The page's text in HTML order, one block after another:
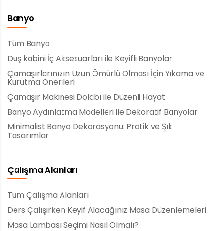
Banyo
Tüm Banyo
Duş kabini İç Aksesuarları ile Keyifli Banyolar
Çamaşırlarınızın Uzun Ömürlü Olması İçin Yıkama ve
Kurutma Önerileri
Çamaşır Makinesi Dolabı ile Düzenli Hayat
Banyo Aydınlatma Modelleri ile Dekoratif Banyolar
Minimalist Banyo Dekorasyonu: Pratik ve Şık
Tasarımlar
Çalışma Alanları
Tüm Çalışma Alanları
Ders Çalışırken Keyif Alacağınız Masa Düzenlemeleri
Masa Lambası Seçimi Nasıl Olmalı?